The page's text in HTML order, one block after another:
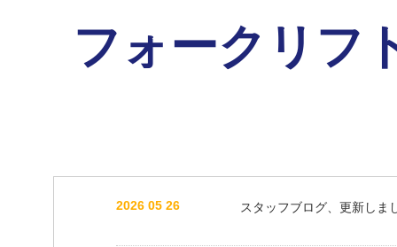
フォークリフ
2026 05 26 スタッフブログ、更新しま